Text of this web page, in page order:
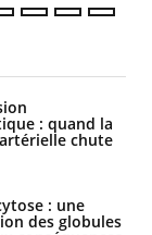
: quand la
chute
: une
des globules